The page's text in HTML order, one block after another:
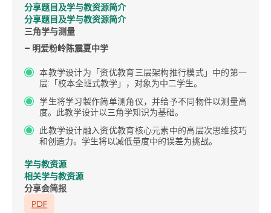
分享题目及学与教资源简介
分享题目及学与教资源简介
三角学与测量
– 明爱粉岭陈震夏中学
本教学设计为「资优教育三层架构推行模式」中的第一
层:「校本全班式教学」，对象为中二学生。
学生将学习製作简单测角仪，并给予不同物件以测量高
度。此教学设计以三角学知识为基础。
此教学设计融入资优教育核心元素中的高层次思维技巧
和创造力。学生将以减低量度中的误差为挑战。
学与教资源
相关学与教资源
分享会简报